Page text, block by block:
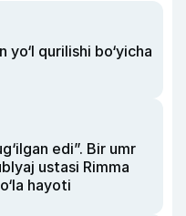
qurilishi bo‘yicha
edi”. Bir umr
ustasi Rimma
hayoti